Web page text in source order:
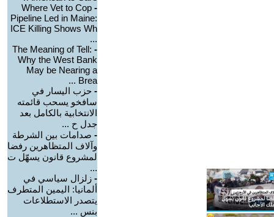
-
Where Vet to Cop
Pipeline Led in Maine:
ICE Killing Shows Wh
...
-
The Meaning of Tell:
Why the West Bank
May be Nearing a
Brea ...
- حزب اليسار في
سافخو يسحب قائمته
الانتخابية بالكامل بعد
جدل ح ...
- صدامات بين الشرطة
وآلاف المتظاهرين رفضا
لمشروع قانون يسهّل ت
...
- زلزال سياسي في
ألمانيا: اليمين المتطرف
يتصدر الاستطلاعات
بنس ...